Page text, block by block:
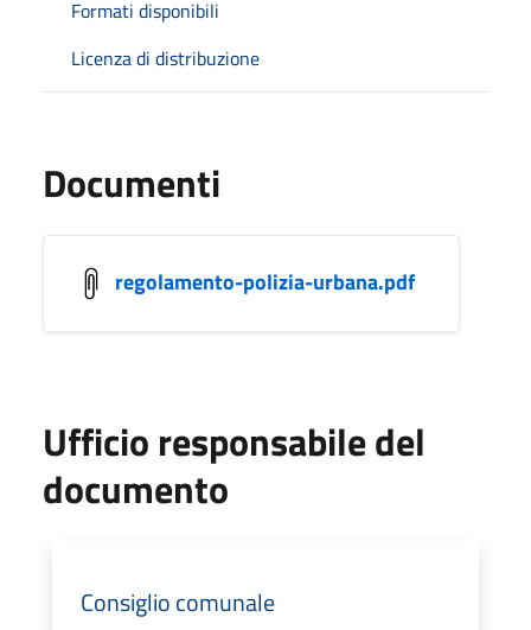
Formati disponibili
Licenza di distribuzione
Documenti
regolamento-polizia-urbana.pdf
Ufficio responsabile del
documento
Consiglio comunale